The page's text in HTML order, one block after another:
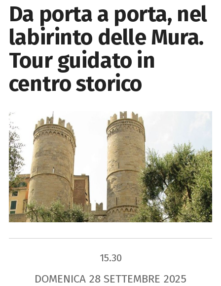
Da porta a porta, nel
labirinto delle Mura.
Tour guidato in
centro storico
15.30
DOMENICA 28 SETTEMBRE 2025